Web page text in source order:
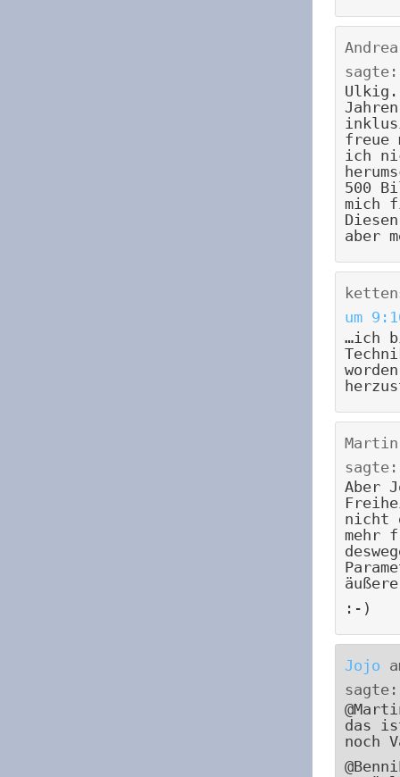
Andrea
sagte:
freue
ich
500
mich
aber
um
…ich
Martin
sagte:
Aber
nicht
mehr
:-)
Jojo
sagte:
das
noch